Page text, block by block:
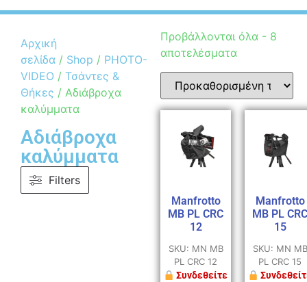
Αρχική
σελίδα / Shop / PHOTO-
VIDEO / Τσάντες &
Θήκες / Αδιάβροχα
καλύμματα
Αδιάβροχα
καλύμματα
Filters
Προβάλλονται όλα - 8
αποτελέσματα
Manfrotto
MB PL CRC
12
SKU: MN MB
PL CRC 12
Συνδεθείτε
Manfrotto
MB PL CRC
15
SKU: MN MB
PL CRC 15